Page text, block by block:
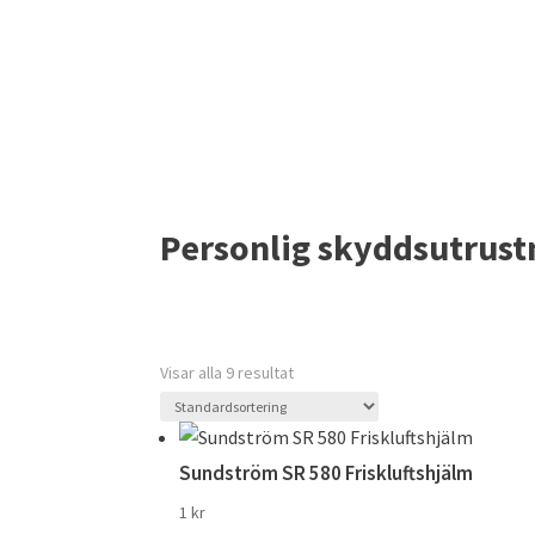
Personlig
Visar alla 9 resultat
Sundström SR 580 Friskluftshjälm
1kr